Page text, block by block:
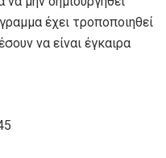
έχει τροποποιηθεί
να είναι έγκαιρα